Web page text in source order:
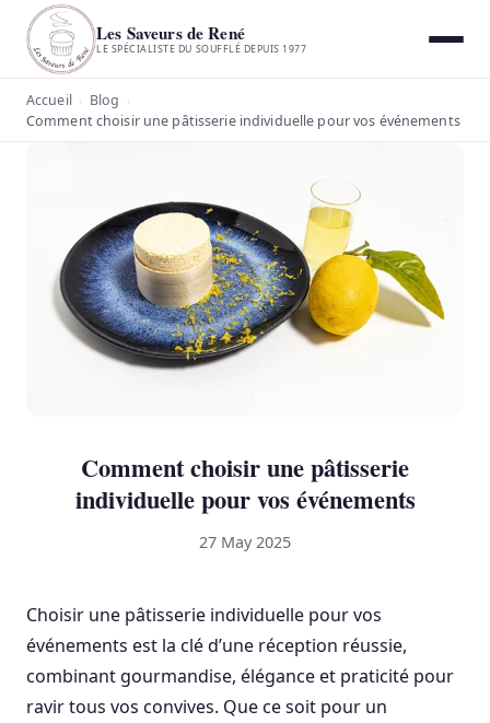
Les Saveurs de René
LE SPÉCIALISTE DU SOUFFLÉ DEPUIS 1977
Accueil › Blog ›
Comment choisir une pâtisserie individuelle pour vos événements
Comment choisir une pâtisserie
individuelle pour vos événements
27 May 2025
Choisir une pâtisserie individuelle pour vos
événements est la clé d’une réception réussie,
combinant gourmandise, élégance et praticité pour
ravir tous vos convives. Que ce soit pour un